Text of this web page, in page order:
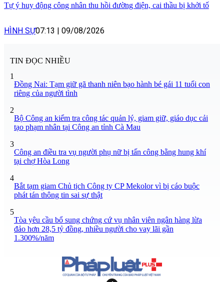
Tự ý huy động công nhân thu hồi đường điện, cai thầu bị khởi tố
HÌNH SỰ07:13 | 09/08/2026
TIN ĐỌC NHIỀU
1
Đồng Nai: Tạm giữ gã thanh niên bạo hành bé gái 11 tuổi con
riêng của người tình
2
Bộ Công an kiểm tra công tác quản lý, giam giữ, giáo dục cải
tạo phạm nhân tại Công an tỉnh Cà Mau
3
Công an điều tra vụ người phụ nữ bị tấn công bằng hung khí
tại chợ Hòa Long
4
Bắt tạm giam Chủ tịch Công ty CP Mekolor vì bị cáo buộc
phát tán thông tin sai sự thật
5
Tòa yêu cầu bổ sung chứng cứ vụ nhân viên ngân hàng lừa
đảo hơn 28,5 tỷ đồng, nhiều người cho vay lãi gần
1.300%/năm